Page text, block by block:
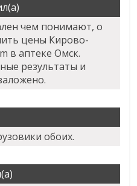
чем понимают, о
цены Кирово-
в аптеке Омск.
результаты и
обоих.